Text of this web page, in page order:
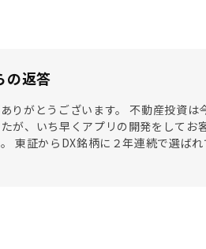
の返答
りがとうございます。 不動産投資
が、いち早くアプリの開発をして
東証からDX銘柄に２年連続で選ば